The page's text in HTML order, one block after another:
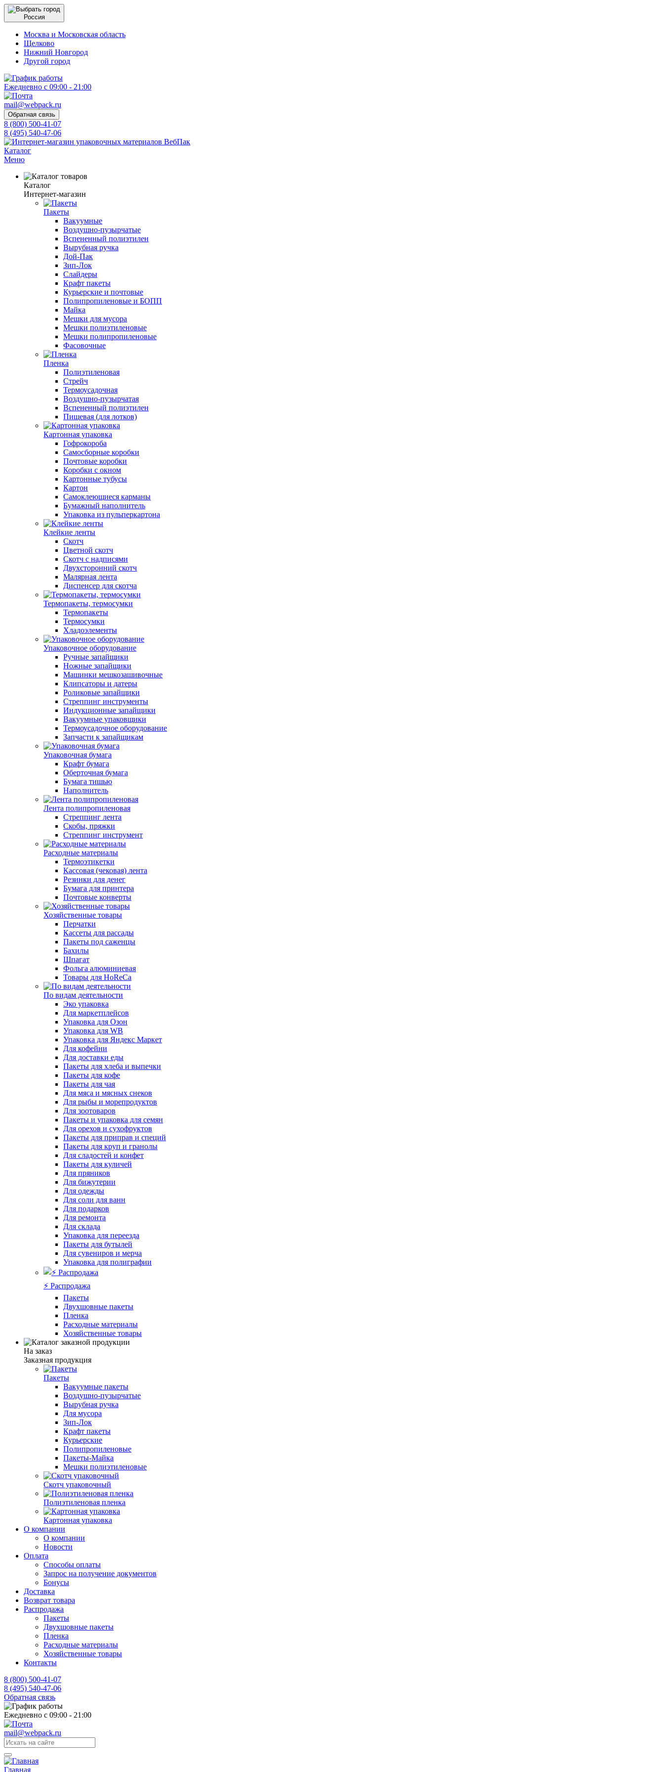
Россия
Москва и Московская область
Щелково
Нижний Новгород
Другой город
Ежедневно с 09:00 - 21:00
mail@webpack.ru
Обратная связь
8 (800) 500-41-07
8 (495) 540-47-06
Каталог
Меню
Каталог
Интернет-магазин
Пакеты
Вакуумные
Воздушно-пузырчатые
Вспененный полиэтилен
Вырубная ручка
Дой-Пак
Зип-Лок
Слайдеры
Крафт пакеты
Курьерские и почтовые
Полипропиленовые и БОПП
Майка
Мешки для мусора
Мешки полиэтиленовые
Мешки полипропиленовые
Фасовочные
Пленка
Полиэтиленовая
Стрейч
Термоусадочная
Воздушно-пузырчатая
Вспененный полиэтилен
Пищевая (для лотков)
Картонная упаковка
Гофрокороба
Самосборные коробки
Почтовые коробки
Коробки с окном
Картонные тубусы
Картон
Самоклеющиеся карманы
Бумажный наполнитель
Упаковка из пульперкартона
Клейкие ленты
Скотч
Цветной скотч
Скотч с надписями
Двухсторонний скотч
Малярная лента
Диспенсер для скотча
Термопакеты, термосумки
Термопакеты
Термосумки
Хладоэлементы
Упаковочное оборудование
Ручные запайщики
Ножные запайщики
Машинки мешкозашивочные
Клипсаторы и датеры
Роликовые запайщики
Стреппинг инструменты
Индукционные запайщики
Вакуумные упаковщики
Термоусадочное оборудование
Запчасти к запайщикам
Упаковочная бумага
Крафт бумага
Оберточная бумага
Бумага тишью
Наполнитель
Лента полипропиленовая
Стреппинг лента
Скобы, пряжки
Стреппинг инструмент
Расходные материалы
Термоэтикетки
Кассовая (чековая) лента
Резинки для денег
Бумага для принтера
Почтовые конверты
Хозяйственные товары
Перчатки
Кассеты для рассады
Пакеты под саженцы
Бахилы
Шпагат
Фольга алюминиевая
Товары для HoReCa
По видам деятельности
Эко упаковка
Для маркетплейсов
Упаковка для Озон
Упаковка для WB
Упаковка для Яндекс Маркет
Для кофейни
Для доставки еды
Пакеты для хлеба и выпечки
Пакеты для кофе
Пакеты для чая
Для мяса и мясных снеков
Для рыбы и морепродуктов
Для зоотоваров
Пакеты и упаковка для семян
Для орехов и сухофруктов
Пакеты для приправ и специй
Пакеты для круп и гранолы
Для сладостей и конфет
Пакеты для куличей
Для пряников
Для бижутерии
Для одежды
Для соли для ванн
Для подарков
Для ремонта
Для склада
Упаковка для переезда
Пакеты для бутылей
Для сувениров и мерча
Упаковка для полиграфии
⚡️ Распродажа
Пакеты
Двухшовные пакеты
Пленка
Расходные материалы
Хозяйственные товары
На заказ
Заказная продукция
Пакеты
Вакуумные пакеты
Воздушно-пузырчатые
Вырубная ручка
Для мусора
Зип-Лок
Крафт пакеты
Курьерские
Полипропиленовые
Пакеты-Майка
Мешки полиэтиленовые
Скотч упаковочный
Полиэтиленовая пленка
Картонная упаковка
О компании
О компании
Новости
Оплата
Способы оплаты
Запрос на получение документов
Бонусы
Доставка
Возврат товара
Распродажа
Пакеты
Двухшовные пакеты
Пленка
Расходные материалы
Хозяйственные товары
Контакты
8 (800) 500-41-07
8 (495) 540-47-06
Обратная связь
Ежедневно с 09:00 - 21:00
mail@webpack.ru
Главная